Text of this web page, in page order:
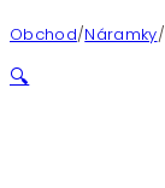
Obchod/Náramky/
🔍